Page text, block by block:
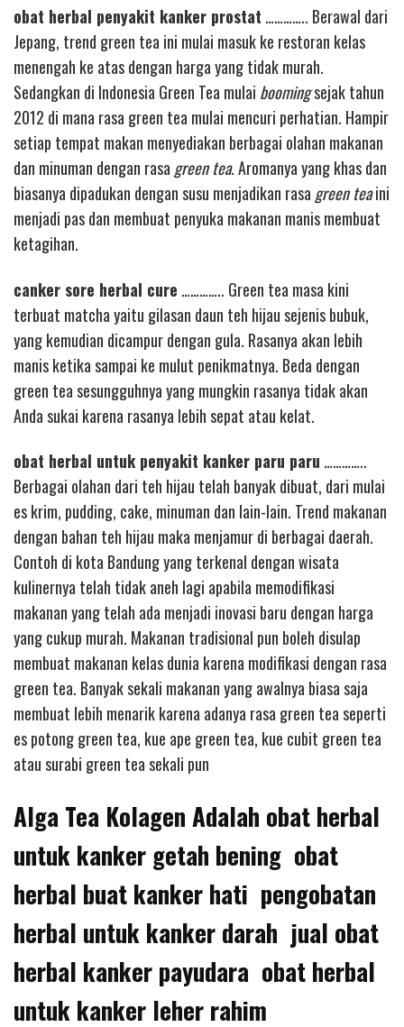
obat herbal penyakit kanker prostat ………….. Berawal dari
Jepang, trend green tea ini mulai masuk ke restoran kelas
menengah ke atas dengan harga yang tidak murah.
Sedangkan di Indonesia Green Tea mulai boomingsejak tahun
2012 di mana rasa green tea mulai mencuri perhatian. Hampir
setiap tempat makan menyediakan berbagai olahan makanan
dan minuman dengan rasa green tea. Aromanya yang khas dan
biasanya dipadukan dengan susu menjadikan rasa green teaini
menjadi pas dan membuat penyuka makanan manis membuat
ketagihan.
canker sore herbal cure ………….. Green tea masa kini
terbuat matcha yaitu gilasan daun teh hijau sejenis bubuk,
yang kemudian dicampur dengan gula. Rasanya akan lebih
manis ketika sampai ke mulut penikmatnya. Beda dengan
green tea sesungguhnya yang mungkin rasanya tidak akan
Anda sukai karena rasanya lebih sepat atau kelat.
obat herbal untuk penyakit kanker paru paru …………..
Berbagai olahan dari teh hijau telah banyak dibuat, dari mulai
es krim, pudding, cake, minuman dan lain-lain. Trend makanan
dengan bahan teh hijau maka menjamur di berbagai daerah.
Contoh di kota Bandung yang terkenal dengan wisata
kulinernya telah tidak aneh lagi apabila memodifikasi
makanan yang telah ada menjadi inovasi baru dengan harga
yang cukup murah. Makanan tradisional pun boleh disulap
membuat makanan kelas dunia karena modifikasi dengan rasa
green tea. Banyak sekali makanan yang awalnya biasa saja
membuat lebih menarik karena adanya rasa green tea seperti
es potong green tea, kue ape green tea, kue cubit green tea
atau surabi green tea sekali pun
Alga Tea Kolagen Adalah obat herbal
untuk kanker getah bening obat
herbal buat kanker hati pengobatan
herbal untuk kanker darah jual obat
herbal kanker payudara obat herbal
untuk kanker leher rahim